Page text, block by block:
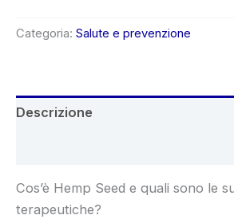
Categoria: Salute e prevenzione
Descrizione
Cos’è Hemp Seed e quali sono le
terapeutiche?